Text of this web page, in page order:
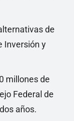
de
Inversión y
millones de
Federal de
años.